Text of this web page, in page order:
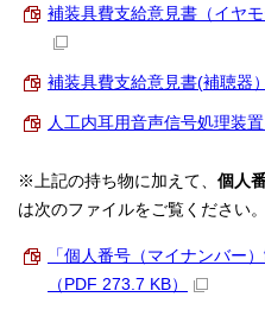
補装具費支給意見書（イヤ
補装具費支給意見書(補聴器
人工内耳用音声信号処理装
※上記の持ち物に加えて、 個人
は次のファイルをご覧ください。
「個人番号（マイナンバー
（PDF 273.7 KB）